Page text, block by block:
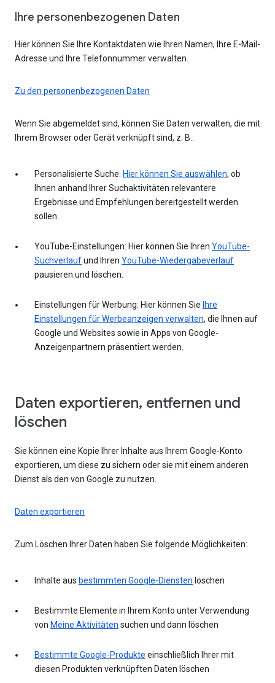
Ihre personenbezogenen Daten
Hier können Sie Ihre Kontaktdaten wie Ihren Namen, Ihre E-Mail-
Adresse und Ihre Telefonnummer verwalten.
Zu den personenbezogenen Daten
Wenn Sie abgemeldet sind, können Sie Daten verwalten, die mit
Ihrem Browser oder Gerät verknüpft sind, z. B.:
Personalisierte Suche: Hier können Sie auswählen, ob
Ihnen anhand Ihrer Suchaktivitäten relevantere
Ergebnisse und Empfehlungen bereitgestellt werden
sollen.
YouTube-Einstellungen: Hier können Sie Ihren YouTube-
Suchverlaufund Ihren YouTube-Wiedergabeverlauf
pausieren und löschen.
Einstellungen für Werbung: Hier können Sie Ihre
Einstellungen für Werbeanzeigen verwalten, die Ihnen auf
Google und Websites sowie in Apps von Google-
Anzeigenpartnern präsentiert werden.
Daten exportieren, entfernen und
löschen
Sie können eine Kopie Ihrer Inhalte aus Ihrem Google-Konto
exportieren, um diese zu sichern oder sie mit einem anderen
Dienst als den von Google zu nutzen.
Daten exportieren
Zum Löschen Ihrer Daten haben Sie folgende Möglichkeiten:
Inhalte aus bestimmten Google-Diensten löschen
Bestimmte Elemente in Ihrem Konto unter Verwendung
von Meine Aktivitäten suchen und dann löschen
Bestimmte Google-Produkte einschließlich Ihrer mit
diesen Produkten verknüpften Daten löschen